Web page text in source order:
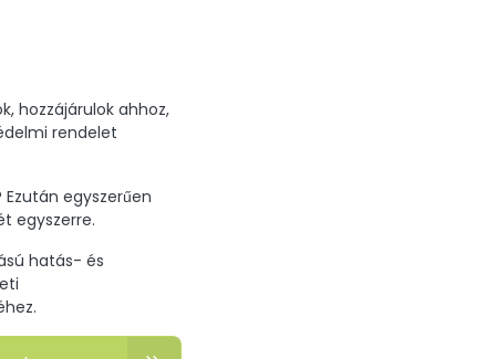
hozzájárulok ahhoz,
rendelet
egyszerűen
egyszerre.
hatás- és